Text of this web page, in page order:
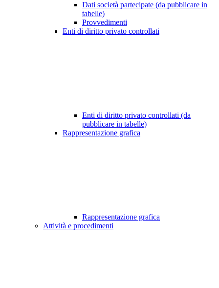
Dati società partecipate (da pubblicare in
tabelle)
Provvedimenti
Enti di diritto privato controllati
Enti di diritto privato controllati (da
pubblicare in tabelle)
Rappresentazione grafica
Rappresentazione grafica
Attività e procedimenti